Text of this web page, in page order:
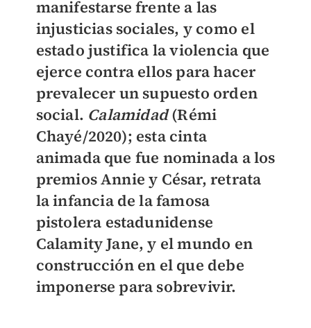
manifestarse frente a las
injusticias sociales, y como el
estado justifica la violencia que
ejerce contra ellos para hacer
prevalecer un supuesto orden
social. Calamidad(Rémi
Chayé/2020); esta cinta
animada que fue nominada a los
premios Annie y César, retrata
la infancia de la famosa
pistolera estadunidense
Calamity Jane, y el mundo en
construcción en el que debe
imponerse para sobrevivir.